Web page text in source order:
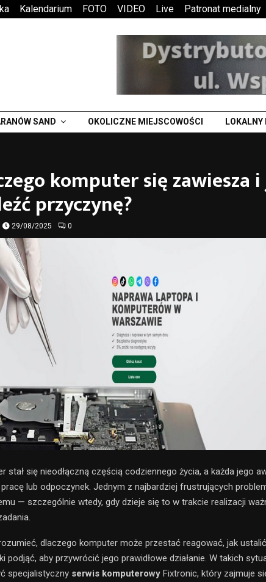
Kalendarium FOTO VIDEO Live Patronat medialny
SAND OKOLICZNE MIEJSCOWOŚCI LOKALNY
komputer się zawiesza
przyczynę?
29/08/2025 0
stał się nieodłączną częścią codziennego życia, a każda jego
lub odpoczynek. Jednym z najbardziej frustrujących
— szczególnie wtedy, gdy dzieje się to w trakcie realizacji
dlaczego komputer może przestać reagować, jak
podjąć, aby przywrócić jego prawidłowe działanie. W takich
specjalistyczny serwis komputerowy Fixtronic, który zajmuje